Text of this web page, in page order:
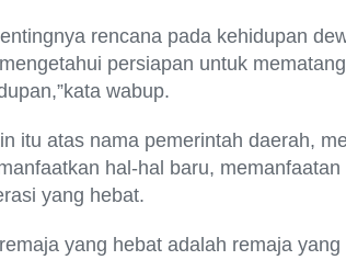
rencana pada kehidupan
persiapan untuk
wabup.
itu atas nama pemerintah daerah,
hal-hal baru,
yang hebat.
yang hebat adalah remaja